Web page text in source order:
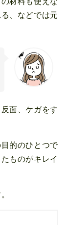
、などでは元
面、ケガをす
的のひとつで
ものがキレイ